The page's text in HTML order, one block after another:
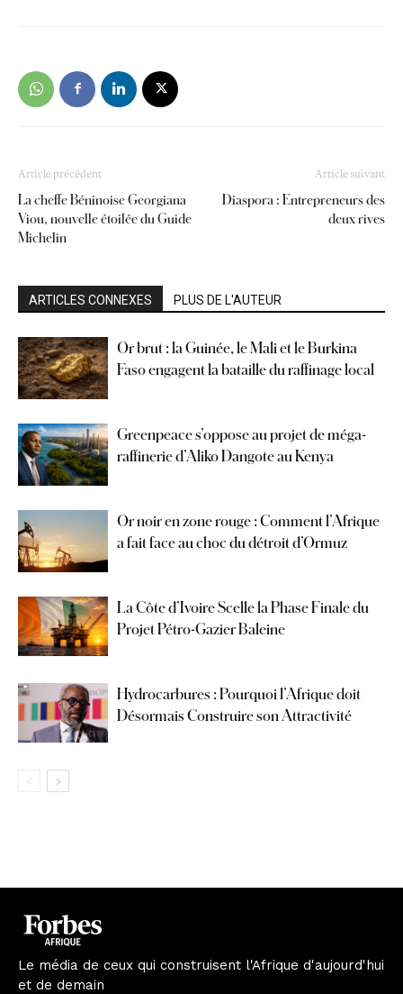
Article précédent
La cheffe Béninoise Georgiana
Viou, nouvelle étoilée du Guide
Michelin
Article suivant
Diaspora : Entrepreneurs des
deux rives
ARTICLES CONNEXES PLUS DE L'AUTEUR
Or brut : la Guinée, le Mali et le Burkina
Faso engagent la bataille du raffinage local
Greenpeace s’oppose au projet de méga-
raffinerie d’Aliko Dangote au Kenya
Or noir en zone rouge : Comment l’Afrique
a fait face au choc du détroit d’Ormuz
La Côte d’Ivoire Scelle la Phase Finale du
Projet Pétro-Gazier Baleine
Hydrocarbures : Pourquoi l’Afrique doit
Désormais Construire son Attractivité
Le média de ceux qui construisent l'Afrique d'aujourd'hui
et de demain